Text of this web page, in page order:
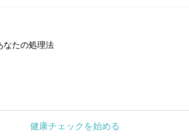
たの処理法
健康チェックを始める